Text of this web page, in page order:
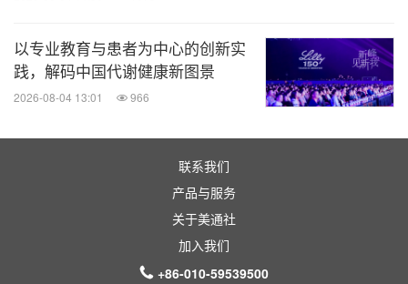
2026年6月1日 9:00–12:00（美国中部时间）
2026年6月1日 22:00–次日凌晨1:00（北京时间）
POLARIS-2是一项全球性、多中心、随机、开放
标签的III期注册研究。
以专业教育与患者为中心的创新实
践，解码中国代谢健康新图景
2026-08-04 13:01 966
联系我们
产品与服务
关于美通社
加入我们
+86-010-59539500